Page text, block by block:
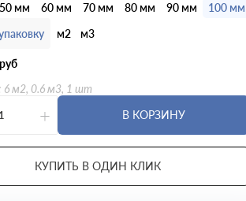
50 мм 60 мм 70 мм 80 мм 90 мм 100 мм
м2 м3
руб
6 м2, 0.6 м3, 1 шт
+ В КОРЗИНУ
КУПИТЬ В ОДИН КЛИК